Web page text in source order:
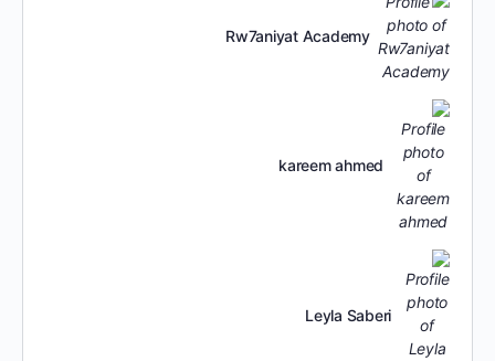
Rw7aniyat Academy
kareem ahmed
Leyla Saberi